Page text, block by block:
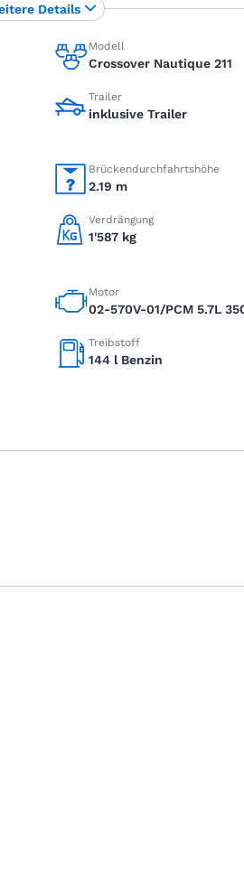
Modell
Crossover Nautique 211
Trailer
inklusive Trailer
Brückendurchfahrtshöhe
2.19 m
Verdrängung
1'587 kg
Motor
02-570V-01/PCM 5.7L
Treibstoff
144 l Benzin
Details